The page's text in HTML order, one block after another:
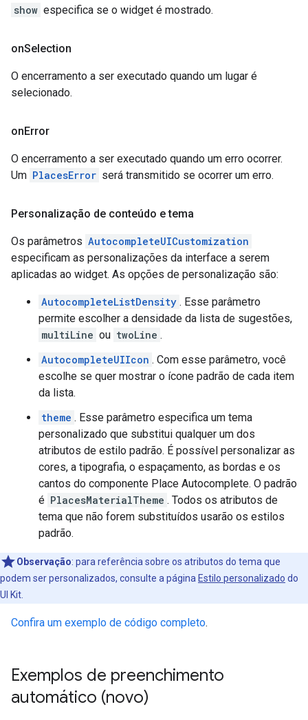
show especifica se o widget é mostrado.
onSelection
O encerramento a ser executado quando um lugar é
selecionado.
onError
O encerramento a ser executado quando um erro ocorrer.
Um PlacesError será transmitido se ocorrer um erro.
Personalização de conteúdo e tema
Os parâmetros AutocompleteUICustomization
especificam as personalizações da interface a serem
aplicadas ao widget. As opções de personalização são:
AutocompleteListDensity . Esse parâmetro
permite escolher a densidade da lista de sugestões,
multiLine ou twoLine .
AutocompleteUIIcon . Com esse parâmetro, você
escolhe se quer mostrar o ícone padrão de cada item
da lista.
theme . Esse parâmetro especifica um tema
personalizado que substitui qualquer um dos
atributos de estilo padrão. É possível personalizar as
cores, a tipografia, o espaçamento, as bordas e os
cantos do componente Place Autocomplete. O padrão
é PlacesMaterialTheme . Todos os atributos de
tema que não forem substituídos usarão os estilos
padrão.
Observação: para referência sobre os atributos do tema que
podem ser personalizados, consulte a página Estilo personalizado do
UI Kit.
Confira um exemplo de código completo.
Exemplos de preenchimento
automático (novo)